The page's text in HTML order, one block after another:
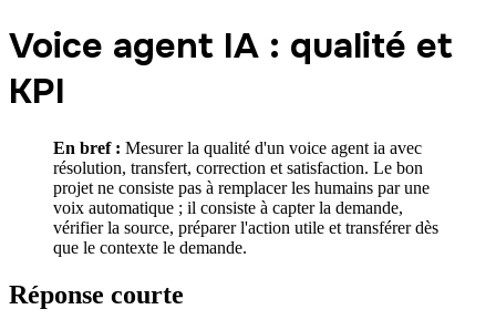
Voice agent IA : qualité et
KPI
En bref : Mesurer la qualité d'un voice agent ia avec
résolution, transfert, correction et satisfaction. Le bon
projet ne consiste pas à remplacer les humains par une
voix automatique ; il consiste à capter la demande,
vérifier la source, préparer l'action utile et transférer dès
que le contexte le demande.
Réponse courte